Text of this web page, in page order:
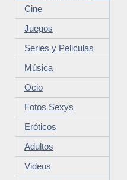
Cine
Juegos
Series y Peliculas
Música
Ocio
Fotos Sexys
Eróticos
Adultos
Videos